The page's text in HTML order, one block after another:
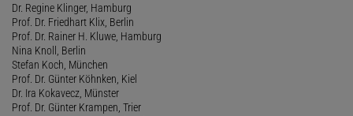
Dr. Regine Klinger, Hamburg
Prof. Dr. Friedhart Klix, Berlin
Prof. Dr. Rainer H. Kluwe, Hamburg
Nina Knoll, Berlin
Stefan Koch, München
Prof. Dr. Günter Köhnken, Kiel
Dr. Ira Kokavecz, Münster
Prof. Dr. Günter Krampen, Trier